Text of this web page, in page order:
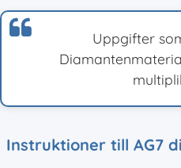
Uppgifter
Instruktioner till AG7